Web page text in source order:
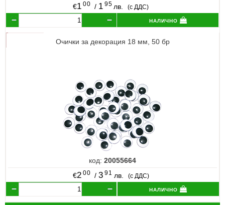
€1 00 / 1 95 лв. (с ДДС)
налично
Очички за декорация 18 мм, 50 бр
код: 20055664
€2 00 /3 91 лв. (с ДДС)
налично